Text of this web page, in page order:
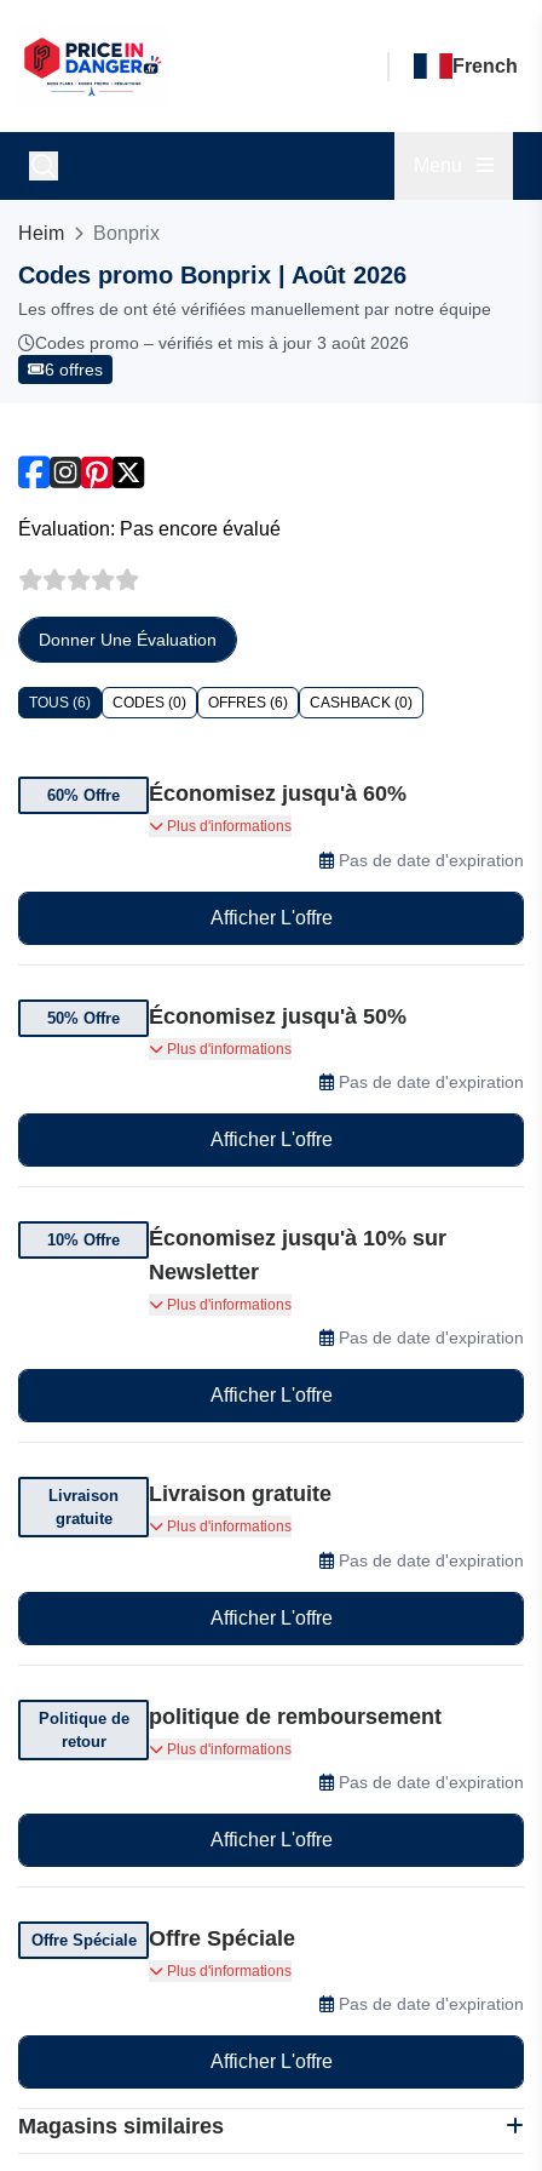
French
Heim Bonprix
Codes promo Bonprix | Août 2026
Les offres de ont été vérifiées manuellement par notre équipe
Codes promo – vérifiés et mis à jour 3 août 2026
6 offres
Magasins similaires
Évaluation: Pas encore évalué
Donner Une Évaluation
TOUS (6) CODES (0) OFFRES (6) CASHBACK (0)
60% Offre Économisez jusqu'à 60%
Jusqu'à 60% de réduction sur les soldes
Plus d'informations
Pas de date d'expiration
Afficher L'offre
50% Offre Économisez jusqu'à 50%
Jusqu'à 50% de réduction chez Bonprix.
Plus d'informations
Pas de date d'expiration
Afficher L'offre
10% Offre
Économisez jusqu'à 10% sur
Newsletter
Abonnez-vous à notre newsletter et profitez de
Plus d'informations
Pas de date d'expiration
Afficher L'offre
Livraison
gratuite
Livraison gratuite
Livraison gratuite en point relais pour toute
commande supérieure à €49 .
Plus d'informations
Pas de date d'expiration
Afficher L'offre
Politique de
retour
politique de remboursement
Bonprix vous offre une garantie de
remboursement de 30 jours.
Plus d'informations
Pas de date d'expiration
Afficher L'offre
Offre Spéciale Offre Spéciale
Envie de faire de bonnes affaires? Dans notre
collection Wow !, retrouvez mode et qualité à
des prix incroyables! Pas besoin de code promo
pour profiter de ces offres exceptionnelles.
Plus d'informations
Pas de date d'expiration
Afficher L'offre